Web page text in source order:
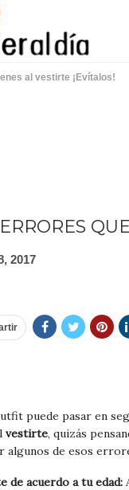
al vestirte ¡Evítalos!
2017
puede pasar en
vestirte, quizás
algunos de esos
de acuerdo a tu edad: